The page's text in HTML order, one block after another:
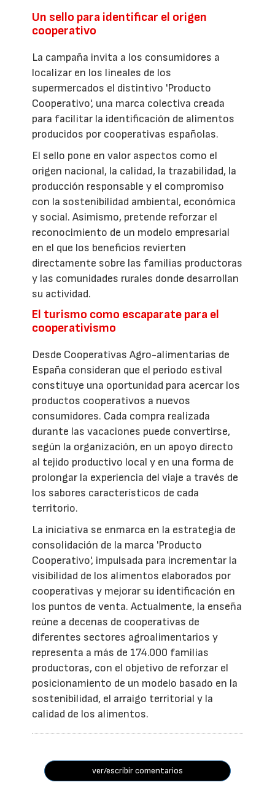
Un sello para identificar el origen
cooperativo
La campaña invita a los consumidores a
localizar en los lineales de los
supermercados el distintivo 'Producto
Cooperativo', una marca colectiva creada
para facilitar la identificación de alimentos
producidos por cooperativas españolas.
El sello pone en valor aspectos como el
origen nacional, la calidad, la trazabilidad, la
producción responsable y el compromiso
con la sostenibilidad ambiental, económica
y social. Asimismo, pretende reforzar el
reconocimiento de un modelo empresarial
en el que los beneficios revierten
directamente sobre las familias productoras
y las comunidades rurales donde desarrollan
su actividad.
El turismo como escaparate para el
cooperativismo
Desde Cooperativas Agro-alimentarias de
España consideran que el periodo estival
constituye una oportunidad para acercar los
productos cooperativos a nuevos
consumidores. Cada compra realizada
durante las vacaciones puede convertirse,
según la organización, en un apoyo directo
al tejido productivo local y en una forma de
prolongar la experiencia del viaje a través de
los sabores característicos de cada
territorio.
La iniciativa se enmarca en la estrategia de
consolidación de la marca 'Producto
Cooperativo', impulsada para incrementar la
visibilidad de los alimentos elaborados por
cooperativas y mejorar su identificación en
los puntos de venta. Actualmente, la enseña
reúne a decenas de cooperativas de
diferentes sectores agroalimentarios y
representa a más de 174.000 familias
productoras, con el objetivo de reforzar el
posicionamiento de un modelo basado en la
sostenibilidad, el arraigo territorial y la
calidad de los alimentos.
ver/escribir comentarios